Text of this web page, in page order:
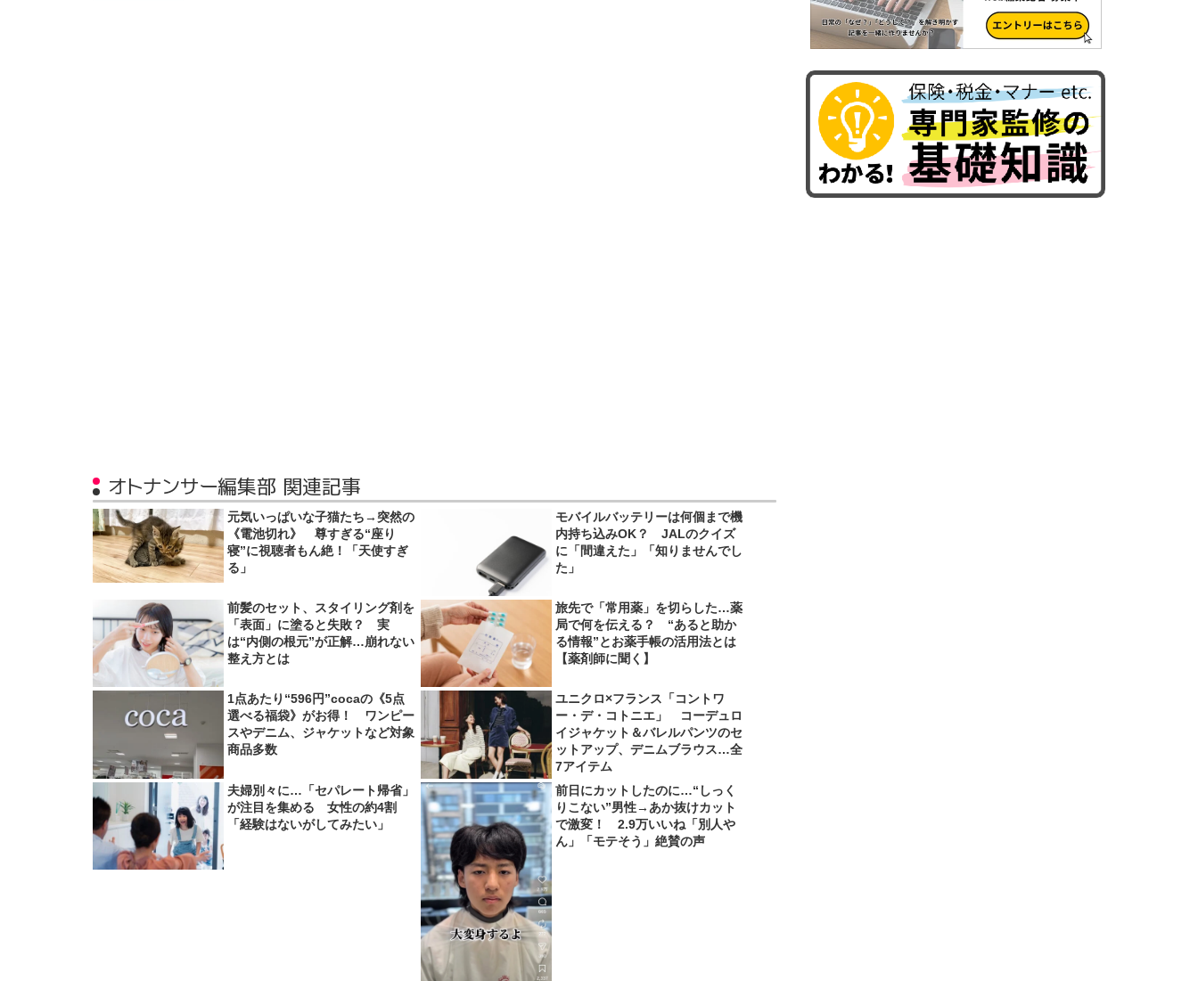
オトナンサー編集部 関連記事
元気いっぱいな子猫たち→突然の
《電池切れ》 尊すぎる“座り
寝”に視聴者もん絶！「天使すぎ
る」
モバイルバッテリーは何個まで機
内持ち込みOK？ JALのクイズ
に「間違えた」「知りませんでし
た」
前髪のセット、スタイリング剤を
「表面」に塗ると失敗？ 実
は“内側の根元”が正解…崩れない
整え方とは
旅先で「常用薬」を切らした…薬
局で何を伝える？ “あると助か
る情報”とお薬手帳の活用法とは
【薬剤師に聞く】
1点あたり“596円”cocaの《5点
選べる福袋》がお得！ ワンピー
スやデニム、ジャケットなど対象
商品多数
ユニクロ×フランス「コントワ
ー・デ・コトニエ」 コーデュロ
イジャケット＆バレルパンツのセ
ットアップ、デニムブラウス…全
7アイテム
夫婦別々に…「セパレート帰省」
が注目を集める 女性の約4割
「経験はないがしてみたい」
前日にカットしたのに…“しっく
りこない”男性→あか抜けカット
で激変！ 2.9万いいね「別人や
ん」「モテそう」絶賛の声